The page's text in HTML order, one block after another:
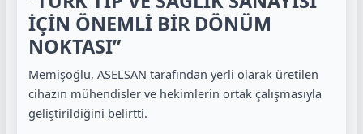
İÇİN ÖNEMLİ BİR DÖNÜM
NOKTASI”
Memişoğlu, ASELSAN tarafından yerli olarak üretilen
cihazın mühendisler ve hekimlerin ortak çalışmasıyla
geliştirildiğini belirtti.